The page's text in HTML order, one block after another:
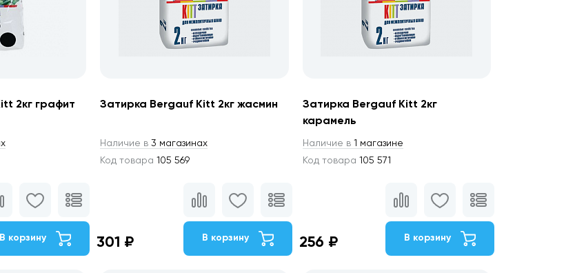
2кг графит
В корзину
Затирка Bergauf Kitt 2кг жасмин
Наличие в 3 магазинах
Код товара 105 569
301 ₽ В корзину
Затирка Bergauf Kitt 2кг
карамель
Наличие в1 магазине
Код товара 105 571
256 ₽ В корзину